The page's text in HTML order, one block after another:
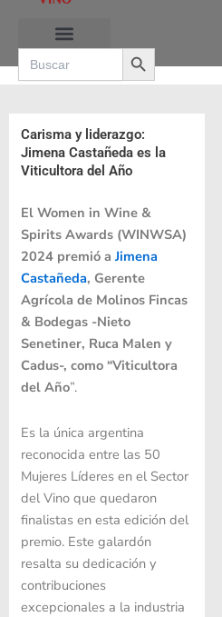
contenido
Search
for:
Search Button
Carisma y liderazgo:
Jimena Castañeda es la
Viticultora del Año
El Women in Wine &
Spirits Awards (WINWSA)
2024 premió a Jimena
Castañeda, Gerente
Agrícola de Molinos Fincas
& Bodegas -Nieto
Senetiner, Ruca Malen y
Cadus-, como “Viticultora
del Año”.
Es la única argentina
reconocida entre las 50
Mujeres Líderes en el Sector
del Vino que quedaron
finalistas en esta edición del
premio. Este galardón
resalta su dedicación y
contribuciones
excepcionales a la industria